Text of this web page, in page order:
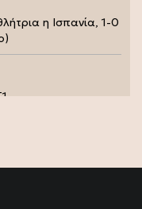
η Ισπανία, 1-0